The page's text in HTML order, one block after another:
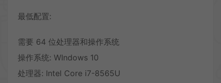
最低配置:
需要 64 位处理器和操作系统
操作系统: WIndows 10
处理器: Intel Core i7-8565U